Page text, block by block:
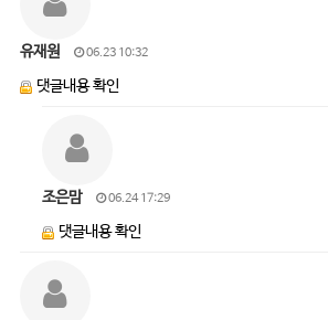
유재원 06.23 10:32
댓글내용 확인
조은맘 06.24 17:29
댓글내용 확인